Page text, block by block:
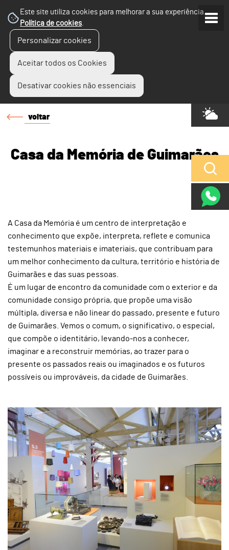
Este site utiliza cookies para melhorar a sua experiência.
Política de cookies.
Personalizar cookies
Aceitar todos os Cookies
Desativar cookies não essenciais
voltar
Casa da Memória de Guimarães
A Casa da Memória é um centro de interpretação e
conhecimento que expõe, interpreta, reflete e comunica
testemunhos materiais e imateriais, que contribuam para
um melhor conhecimento da cultura, território e história de
Guimarães e das suas pessoas.
É um lugar de encontro da comunidade com o exterior e da
comunidade consigo própria, que propõe uma visão
múltipla, diversa e não linear do passado, presente e futuro
de Guimarães. Vemos o comum, o significativo, o especial,
que compõe o identitário, levando-nos a conhecer,
imaginar e a reconstruir memórias, ao trazer para o
presente os passados reais ou imaginados e os futuros
possíveis ou improváveis, da cidade de Guimarães.